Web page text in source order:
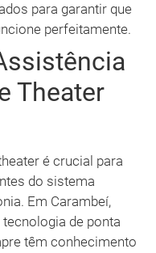
para garantir que
perfeitamente.
Theater
é crucial para
do sistema
Em Carambeí,
de ponta
têm conhecimento